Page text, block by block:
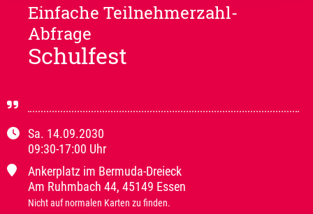
Einfache Teilnehmerzahl-
Abfrage
Schulfest
Sa. 14.09.2030
09:30-17:00 Uhr
Ankerplatz im Bermuda-Dreieck
Am Ruhmbach 44, 45149 Essen
Nicht auf normalen Karten zu finden.